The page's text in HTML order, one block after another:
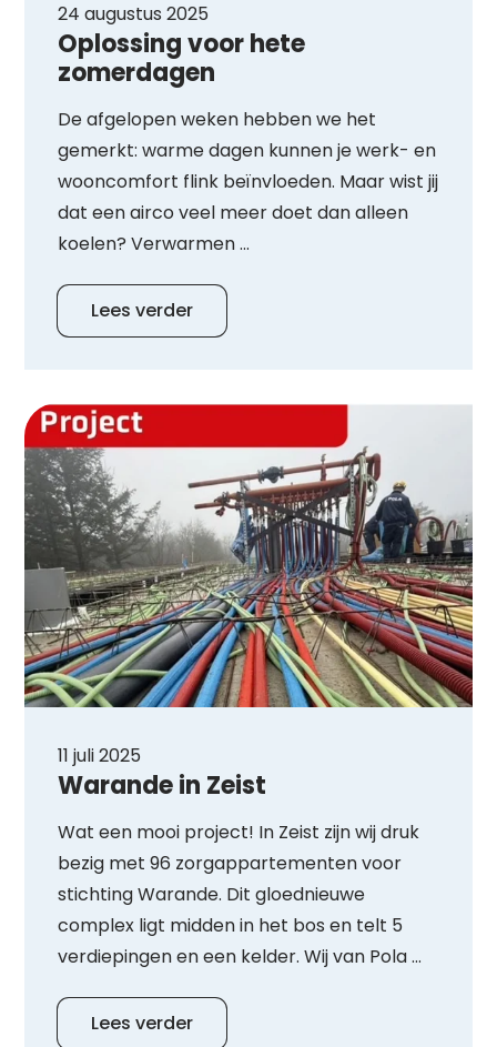
24 augustus 2025
Oplossing voor hete
zomerdagen
De afgelopen weken hebben we het
gemerkt: warme dagen kunnen je werk- en
wooncomfort flink beïnvloeden. Maar wist jij
dat een airco veel meer doet dan alleen
koelen? Verwarmen ...
Lees verder
11 juli 2025
Warande in Zeist
Wat een mooi project! In Zeist zijn wij druk
bezig met 96 zorgappartementen voor
stichting Warande. Dit gloednieuwe
complex ligt midden in het bos en telt 5
verdiepingen en een kelder. Wij van Pola ...
Lees verder